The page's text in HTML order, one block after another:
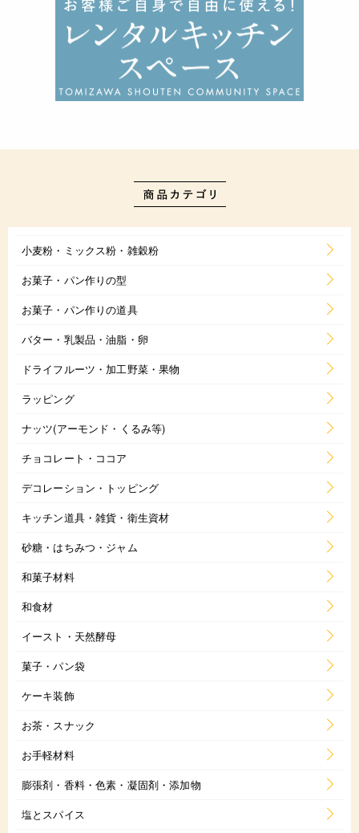
小麦粉・ミックス粉・雑穀粉
お菓子・パン作りの型
お菓子・パン作りの道具
バター・乳製品・油脂・卵
ドライフルーツ・加工野菜・果物
ラッピング
ナッツ(アーモンド・くるみ等)
チョコレート・ココア
デコレーション・トッピング
キッチン道具・雑貨・衛生資材
砂糖・はちみつ・ジャム
和菓子材料
和食材
イースト・天然酵母
菓子・パン袋
ケーキ装飾
お茶・スナック
お手軽材料
膨張剤・香料・色素・凝固剤・添加物
塩とスパイス